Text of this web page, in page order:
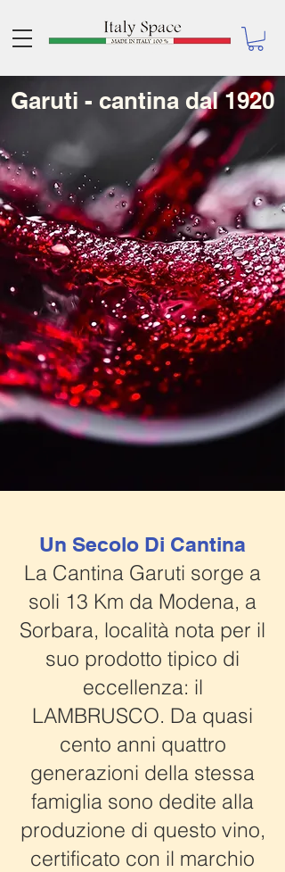
Garuti - cantina dal 1920
Un Secolo Di Cantina
La Cantina Garuti sorge a
soli 13 Km da Modena, a
Sorbara, località nota per il
suo prodotto tipico di
eccellenza: il
LAMBRUSCO. Da quasi
cento anni quattro
generazioni della stessa
famiglia sono dedite alla
produzione di questo vino,
certificato con il marchio